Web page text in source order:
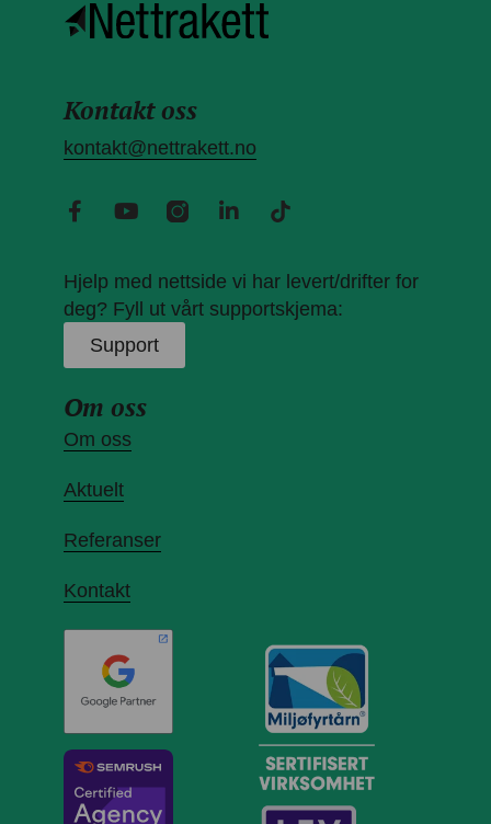
Kontakt oss
kontakt@nettrakett.no
Hjelp med nettside vi har levert/drifter for
deg? Fyll ut vårt supportskjema:
Support
Om oss
Om oss
Aktuelt
Referanser
Kontakt